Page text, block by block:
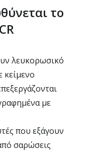
το
λευκορωσικό
κείμενο
με
που εξάγουν
σαρώσεις